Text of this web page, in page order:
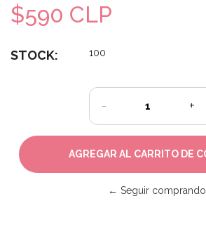
$590 CLP
STOCK: 100
- +
← Seguir comprando